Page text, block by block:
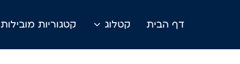
דף הבית קטלוג קטגוריות מובילות